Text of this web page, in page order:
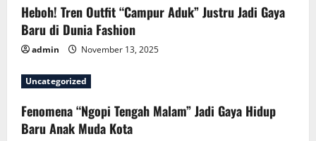
Heboh! Tren Outfit “Campur Aduk” Justru Jadi Gaya
Baru di Dunia Fashion
admin November 13, 2025
Uncategorized
Fenomena “Ngopi Tengah Malam” Jadi Gaya Hidup
Baru Anak Muda Kota